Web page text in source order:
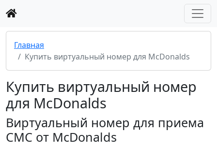
Главная
Купить виртуальный номер для McDonalds
Купить виртуальный номер
для McDonalds
Виртуальный номер для приема
СМС от McDonalds